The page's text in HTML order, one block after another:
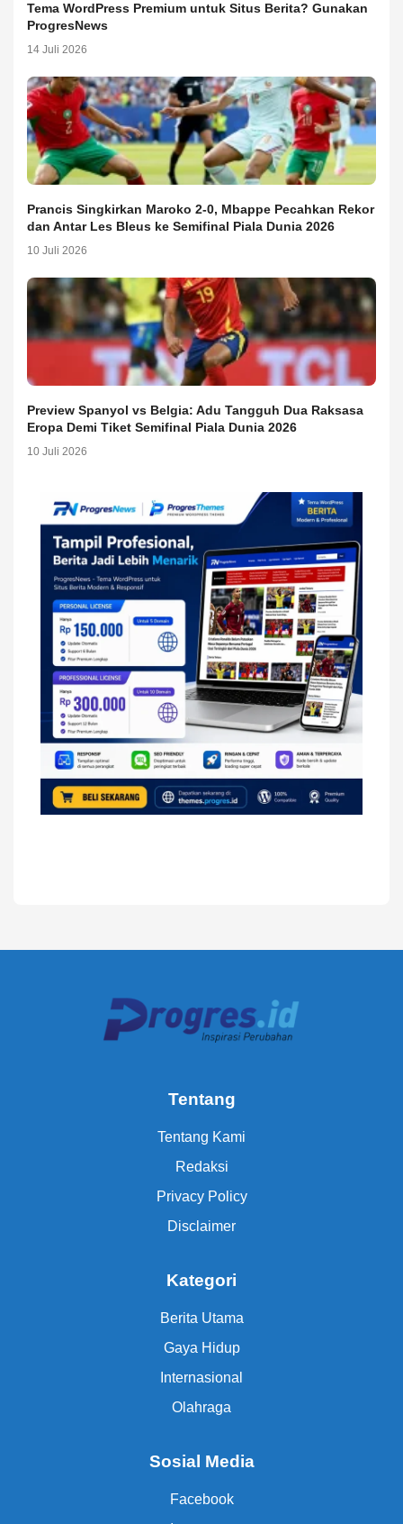
Tema WordPress Premium untuk Situs Berita? Gunakan
ProgresNews
14 Juli 2026
Prancis Singkirkan Maroko 2-0, Mbappe Pecahkan Rekor
dan Antar Les Bleus ke Semifinal Piala Dunia 2026
10 Juli 2026
Preview Spanyol vs Belgia: Adu Tangguh Dua Raksasa
Eropa Demi Tiket Semifinal Piala Dunia 2026
10 Juli 2026
Tentang
Tentang Kami
Redaksi
Privacy Policy
Disclaimer
Kategori
Berita Utama
Gaya Hidup
Internasional
Olahraga
Sosial Media
Facebook